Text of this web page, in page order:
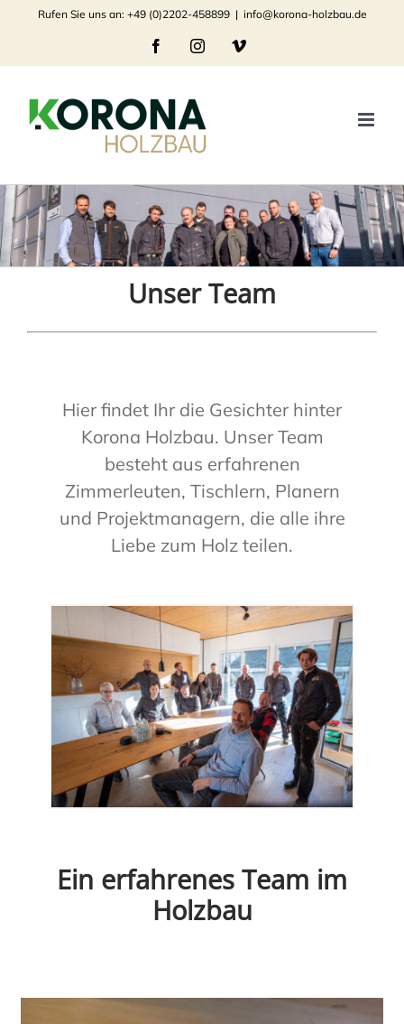
springen
Rufen Sie uns an: +49 (0)2202-458899 | info@korona-holzbau.de
FacebookInstagramVimeo
Unser Team
Hier findet Ihr die Gesichter hinter
Korona Holzbau. Unser Team
besteht aus erfahrenen
Zimmerleuten, Tischlern, Planern
und Projektmanagern, die alle ihre
Liebe zum Holz teilen.
Ein erfahrenes Team im
Holzbau